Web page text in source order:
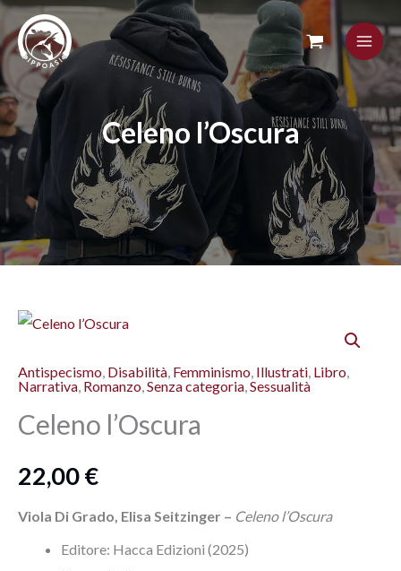
Skip
to
content
Celeno l’Oscura
Antispecismo Disabilità Femminismo Illustrati Libro
Narrativa Romanzo Senza categoria Sessualità
Celeno l’Oscura
22,00€
Viola Di Grado, Elisa Seitzinger – Celeno l’Oscura
Editore: Hacca Edizioni (2025)
Celeno
quantità